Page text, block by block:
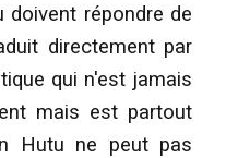
répondre de
directement par
qui n'est jamais
mais est partout
Hutu ne peut pas